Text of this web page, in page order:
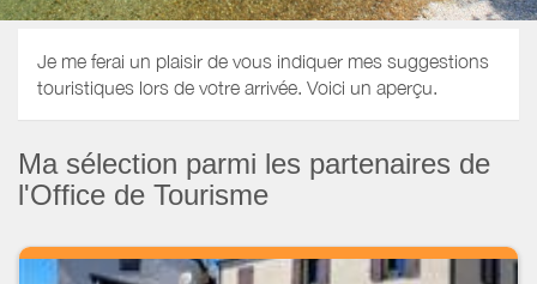
Je me ferai un plaisir de vous indiquer mes suggestions
touristiques lors de votre arrivée. Voici un aperçu.
Ma sélection parmi les partenaires de
l'Office de Tourisme